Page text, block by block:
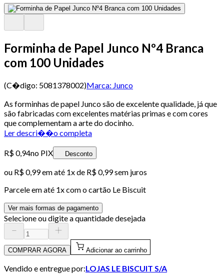
Forminha de Papel Junco Nº4 Branca
com 100 Unidades
(C�digo: 5081378002)Marca: Junco
As forminhas de papel Junco são de excelente qualidade, já que
são fabricadas com excelentes matérias primas e com cores
que complementam a arte do docinho.
Ler descri��o completa
R$ 0,94no PIX Desconto
ou R$ 0,99em até 1x de R$ 0,99sem juros
Parcele em até 1x com o cartão Le Biscuit
Ver mais formas de pagamento
Selecione ou digite a quantidade desejada
COMPRAR AGORA Adicionar ao carrinho
Vendido e entregue por:LOJAS LE BISCUIT S/A